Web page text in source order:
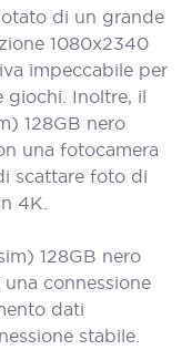
di un grande
1080x2340
impeccabile per
giochi. Inoltre, il
128GB nero
una fotocamera
scattare foto di
4K.
128GB nero
connessione
dati
stabile.